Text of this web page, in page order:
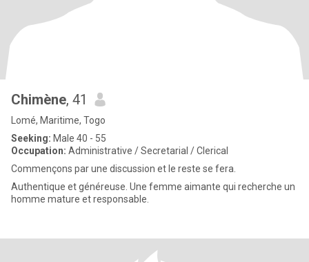
Chimène, 41
Lomé, Maritime, Togo
Seeking: Male 40 - 55
Occupation: Administrative / Secretarial / Clerical
Commençons par une discussion et le reste se fera.
Authentique et généreuse. Une femme aimante qui recherche un
homme mature et responsable.